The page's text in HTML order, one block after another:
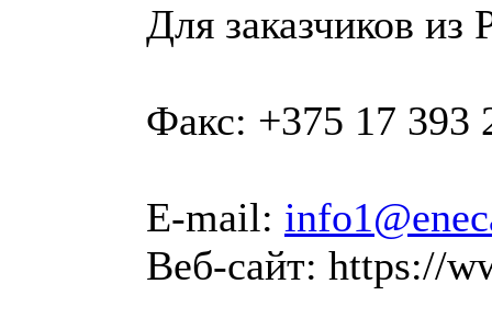
Для заказчиков из
Факс: +375 17 393
E-mail:
Веб-сайт: https://